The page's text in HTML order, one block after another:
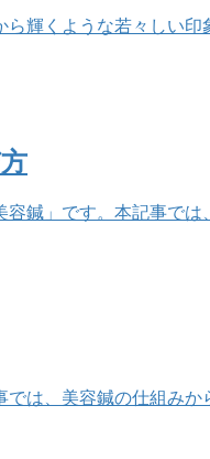
輝くような若々しい
鍼」です。本記事で
は、美容鍼の仕組み